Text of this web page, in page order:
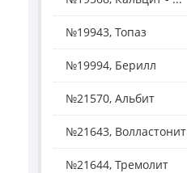
№19943, Топаз
№19994, Берилл
№21570, Альбит
№21643, Волластонит
№21644, Тремолит